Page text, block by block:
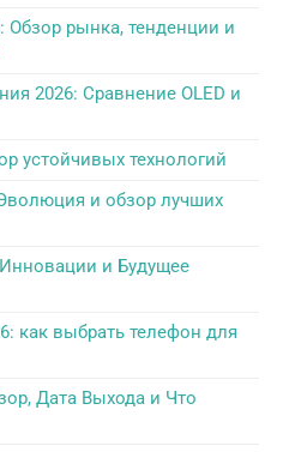
Обзор рынка, тенденции и
2026: Сравнение OLED и
устойчивых технологий
и обзор лучших
и Будущее
как выбрать телефон для
Дата Выхода и Что